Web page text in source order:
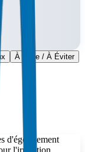
À Faire / À Éviter
d'égouttement